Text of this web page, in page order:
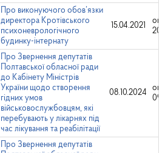
Про виконуючого обов’язки
директора Кротівського
психоневрологічного
будинку-інтернату
15.04.2021
Про Звернення депутатів
Полтавської обласної ради
до Кабінету Міністрів
України щодо створення
гідних умов
військовослужбовцям, які
перебувають у лікарнях під
час лікування та реабілітації
08.10.2024
Про Звернення депутатів